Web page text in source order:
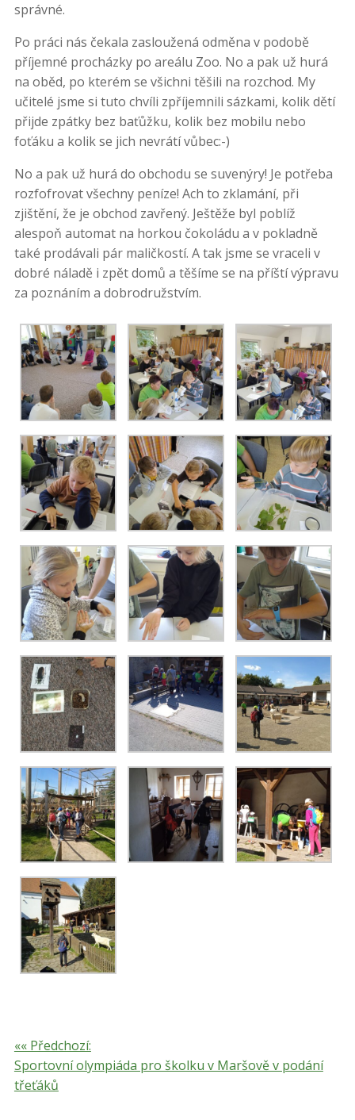
správné.
Po práci nás čekala zasloužená odměna v podobě
příjemné procházky po areálu Zoo. No a pak už hurá
na oběd, po kterém se všichni těšili na rozchod. My
učitelé jsme si tuto chvíli zpříjemnili sázkami, kolik dětí
přijde zpátky bez baťůžku, kolik bez mobilu nebo
foťáku a kolik se jich nevrátí vůbec:-)
No a pak už hurá do obchodu se suvenýry! Je potřeba
rozfofrovat všechny peníze! Ach to zklamání, při
zjištění, že je obchod zavřený. Ještěže byl poblíž
alespoň automat na horkou čokoládu a v pokladně
také prodávali pár maličkostí. A tak jsme se vraceli v
dobré náladě i zpět domů a těšíme se na příští výpravu
za poznáním a dobrodružstvím.
«« Předchozí:
Sportovní olympiáda pro školku v Maršově v podání
třeťáků